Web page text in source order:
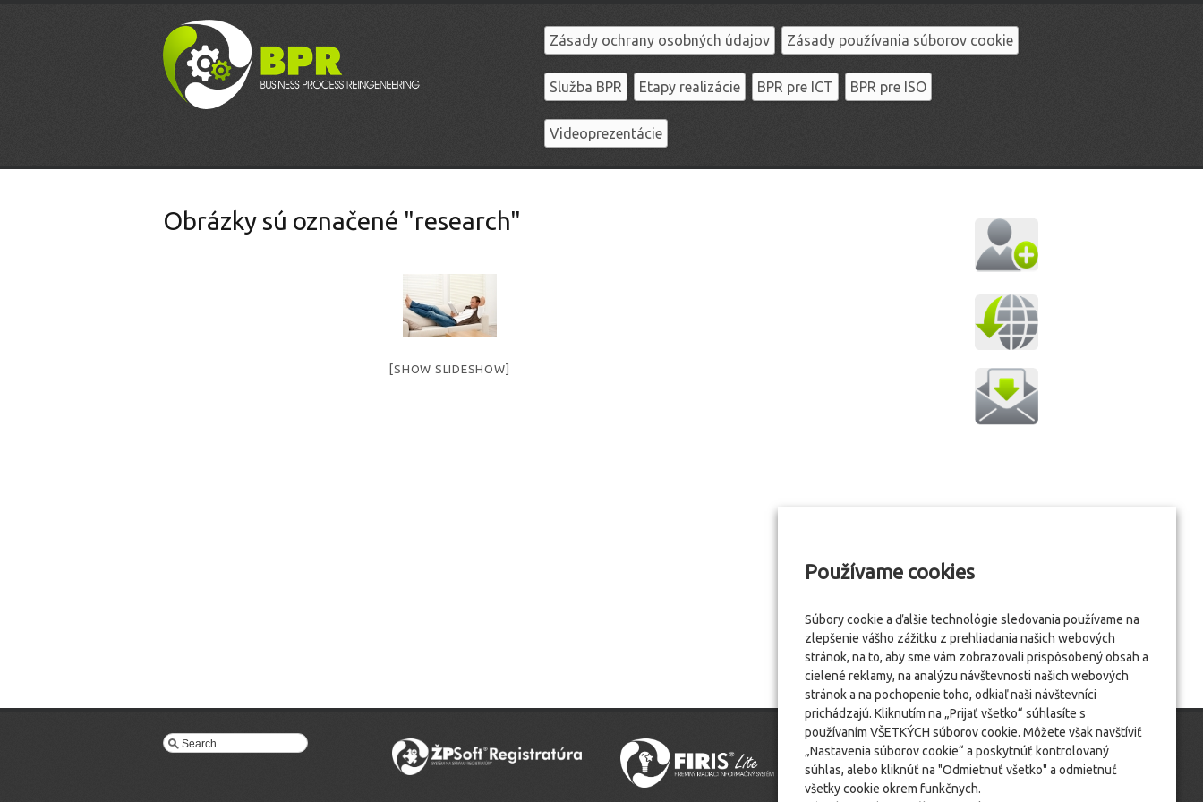
Zásady ochrany osobných údajov Zásady používania súborov cookie
Služba BPR Etapy realizácie BPR pre ICT BPR pre ISO
Videoprezentácie
Obrázky sú označené "research"
[SHOW SLIDESHOW]
Používame cookies
Súbory cookie a ďalšie technológie sledovania používame na
zlepšenie vášho zážitku z prehliadania našich webových
stránok, na to, aby sme vám zobrazovali prispôsobený obsah a
cielené reklamy, na analýzu návštevnosti našich webových
stránok a na pochopenie toho, odkiaľ naši návštevníci
prichádzajú. Kliknutím na „Prijať všetko“ súhlasíte s
používaním VŠETKÝCH súborov cookie. Môžete však navštíviť
„Nastavenia súborov cookie“ a poskytnúť kontrolovaný
súhlas, alebo kliknúť na "Odmietnuť všetko" a odmietnuť
všetky cookie okrem funkčnych.